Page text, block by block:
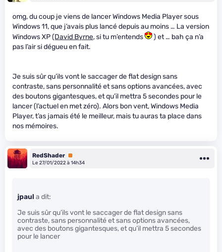
omg, du coup je viens de lancer Windows Media Player sous
Windows 11, que j’avais plus lancé depuis au moins … La version
Windows XP(David Byrne, si tu m’entends
) et … bah ça n’a
pas l’air si dégueu en fait.
Je suis sûr qu’ils vont le saccager de flat design sans
contraste, sans personnalité et sans options avancées, avec
des boutons gigantesques, et qu’il mettra 5 secondes pour le
lancer (l’actuel en met zéro). Alors bon vent, Windows Media
Player, t’as jamais été le meilleur, mais tu auras ta place dans
nos mémoires.
RedShader Premium
Le 27/01/2022 à 14h34
jpaul a dit:
Je suis sûr qu’ils vont le saccager de flat design sans
contraste, sans personnalité et sans options avancées,
avec des boutons gigantesques, et qu’il mettra 5 secondes
pour le lancer